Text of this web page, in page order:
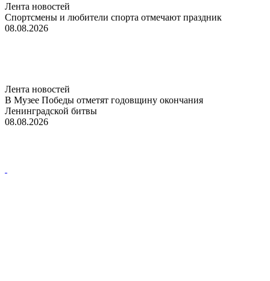
Лента новостей
Спортсмены и любители спорта отмечают праздник
08.08.2026
Лента новостей
В Музее Победы отметят годовщину окончания
Ленинградской битвы
08.08.2026